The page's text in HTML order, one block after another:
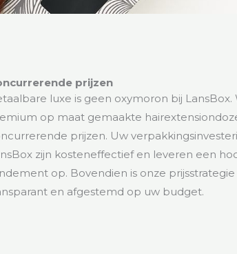
prijzen
luxe is geen oxymoron bij LansBox.
op maat gemaakte
prijzen. Uw
zijn kosteneffectief en leveren een
op. Bovendien is onze prijsstrategie
en afgestemd op uw budget.